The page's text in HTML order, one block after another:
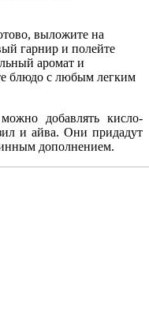
выложите на
гарнир и полейте
аромат и
блюдо с любым легким
добавлять кисло-
и айва. Они придадут
дополнением.